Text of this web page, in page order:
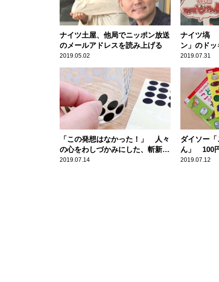
ナイツ土屋、他局でニッポン放送
のメールアドレスを読み上げる
2019.05.02
ナイツ塙
ン」のド
2019.07.31
「この発想はなかった！」 人々
の心をわしづかみにした、斬新す
ぎるコップがこちら
2019.07.14
ダイソー
ん」 100
ティに反響
2019.07.12